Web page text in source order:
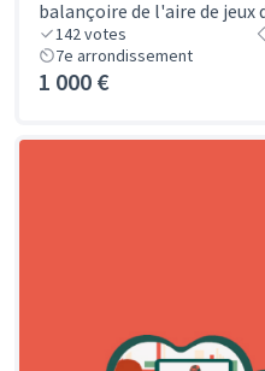
balançoire de l'aire de jeux
142votes
7e arrondissement
1 000 €